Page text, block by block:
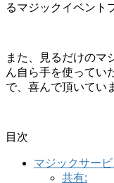
るマジックイベント
また、見るだけのマ
ん自ら手を使ってい
で、喜んで頂いてい
目次
マジックサー
共有: